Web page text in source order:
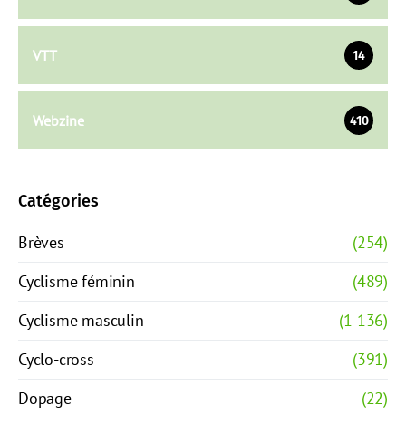
VTT 14
Webzine 410
Catégories
Brèves
(254)
Cyclisme féminin
(489)
Cyclisme masculin
(1 136)
Cyclo-cross
(391)
Dopage
(22)